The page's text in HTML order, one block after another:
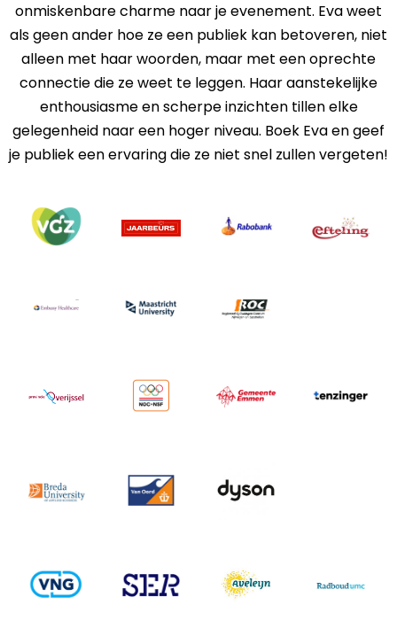
onmiskenbare charme naar je evenement. Eva weet
als geen ander hoe ze een publiek kan betoveren, niet
alleen met haar woorden, maar met een oprechte
connectie die ze weet te leggen. Haar aanstekelijke
enthousiasme en scherpe inzichten tillen elke
gelegenheid naar een hoger niveau. Boek Eva en geef
je publiek een ervaring die ze niet snel zullen vergeten!